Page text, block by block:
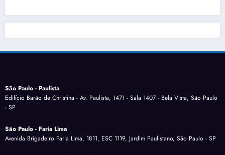
São Paulo - Paulista
Edifício Barão de Christina - Av. Paulista, 1471 - Sala 1407 - Bela Vista, São Paulo
- SP
São Paulo - Faria Lima
Avenida Brigadeiro Faria Lima, 1811, ESC 1119, Jardim Paulistano, São Paulo - SP